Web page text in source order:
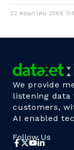
22 พฤษภาคม 2568
We provide
listening data
customers,
AI enabled
Follow Us